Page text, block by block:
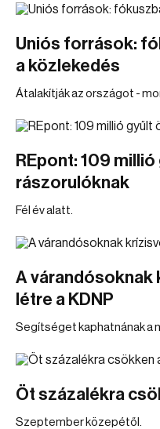
Uniós források:
a közlekedés
Átalakítják az országot -
REpont: 109
rászorulóknak
Fél év alatt.
A várandósoknak
létre a KDNP
Segítséget kaphatnának a
Öt százalékra
Szeptember közepétől.